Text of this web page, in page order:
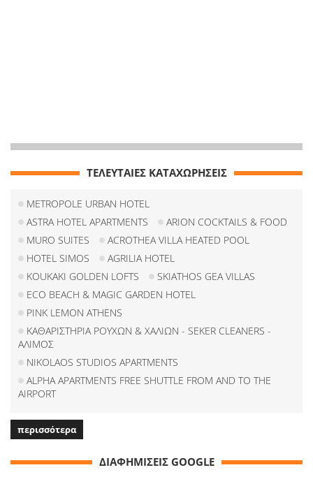
ΤΕΛΕΥΤΑΙΕΣ ΚΑΤΑΧΩΡΗΣΕΙΣ
METROPOLE URBAN HOTEL
ASTRA HOTEL APARTMENTS
ARION COCKTAILS & FOOD
MURO SUITES
ACROTHEA VILLA HEATED POOL
HOTEL SIMOS
AGRILIA HOTEL
KOUKAKI GOLDEN LOFTS
SKIATHOS GEA VILLAS
ECO BEACH & MAGIC GARDEN HOTEL
PINK LEMON ATHENS
ΚΑΘΑΡΙΣΤΗΡΙΑ ΡΟΥΧΩΝ & ΧΑΛΙΩΝ - SEKER CLEANERS -
ΑΛΙΜΟΣ
NIKOLAOS STUDIOS APARTMENTS
ALPHA APARTMENTS FREE SHUTTLE FROM AND TO THE
AIRPORT
περισσότερα
ΔΙΑΦΗΜΙΣΕΙΣ GOOGLE